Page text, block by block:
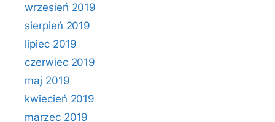
wrzesień 2019
sierpień 2019
lipiec 2019
czerwiec 2019
maj 2019
kwiecień 2019
marzec 2019